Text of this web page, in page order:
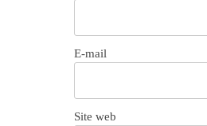
E-mail
Site web